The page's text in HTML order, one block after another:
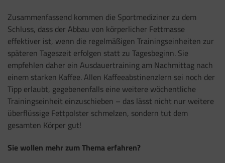
Zusammenfassend kommen die Sportmediziner zu dem
Schluss, dass der Abbau von körperlicher Fettmasse
effektiver ist, wenn die regelmäßigen Trainingseinheiten zur
späteren Tageszeit erfolgen statt zu Tagesbeginn. Sie
empfehlen daher ein Ausdauertraining am Nachmittag nach
einem starken Kaffee. Allen Kaffeeabstinenzlern sei noch der
Tipp erlaubt, gegebenenfalls eine weitere wöchentliche
Trainingseinheit einzuschieben – das lässt nicht nur weitere
überflüssige Fettpolster schmelzen, sondern tut dem
gesamten Körper gut!
Sie wollen mehr zum Thema erfahren?